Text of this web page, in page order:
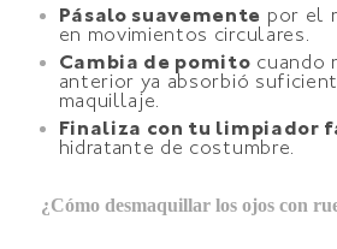
Pásalo suavemente por el
en movimientos circulares.
Cambia de pomito cuando
anterior ya absorbió
maquillaje.
Finaliza con tu limpiador
hidratante de costumbre.
¿Cómo desmaquillar los ojos con